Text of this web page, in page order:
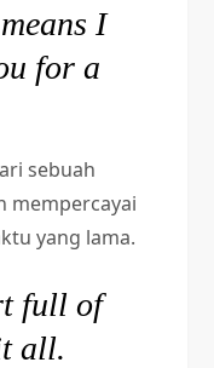
I
for a
sebuah
mempercayai
yang lama.
full of
all.